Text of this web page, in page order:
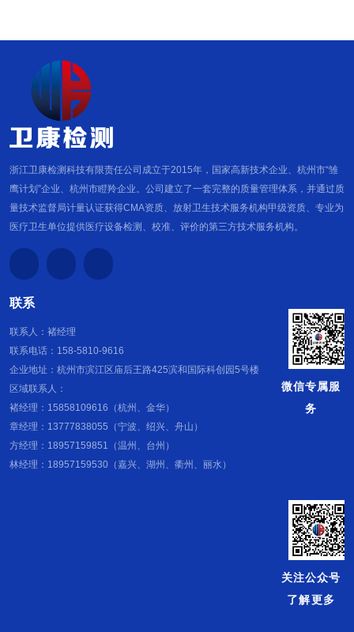
浙江卫康检测科技有限责任公司成立于2015年，国家高新技术企业、杭州市“雏
鹰计划”企业、杭州市瞪羚企业。公司建立了一套完整的质量管理体系，并通过质
量技术监督局计量认证获得CMA资质、放射卫生技术服务机构甲级资质、专业为
医疗卫生单位提供医疗设备检测、校准、评价的第三方技术服务机构。
联系
联系人：褚经理
联系电话：158-5810-9616
企业地址：杭州市滨江区庙后王路425滨和国际科创园5号楼
区域联系人：
褚经理：15858109616（杭州、金华）
章经理：13777838055（宁波、绍兴、舟山）
方经理：18957159851（温州、台州）
林经理：18957159530（嘉兴、湖州、衢州、丽水）
微信专属服
务
关注公众号
了解更多